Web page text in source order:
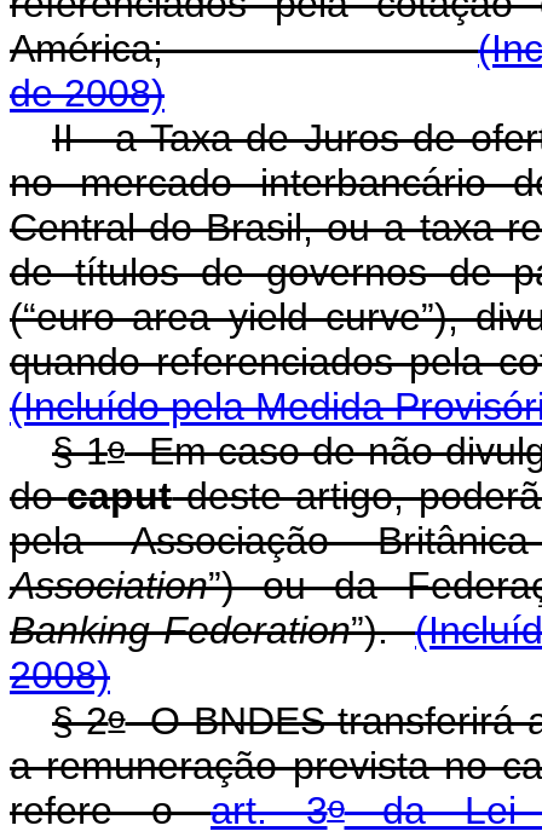
América;
de 2008)
II - a Taxa de Juros de
no mercado interbancário
Central do Brasil, ou a taxa
de títulos de governos de
(“euro area yield curve”),
quando
(Incluído pela Medida
§ 1oEm caso de não
docaputdeste artigo,
pela Associação
Association”) ou da
Banking Federation”).
2008)
§ 2oO BNDES transferirá
a remuneração prevista no
refere oart. 3oda Lei